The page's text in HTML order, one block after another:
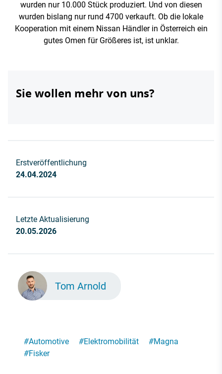
wurden nur 10.000 Stück produziert. Und von diesen
wurden bislang nur rund 4700 verkauft. Ob die lokale
Kooperation mit einem Nissan Händler in Österreich ein
gutes Omen für Größeres ist, ist unklar.
Sie wollen mehr von uns?
Erstveröffentlichung
24.04.2024
Letzte Aktualisierung
20.05.2026
Tom Arnold
#Automotive #Elektromobilität #Magna
#Fisker